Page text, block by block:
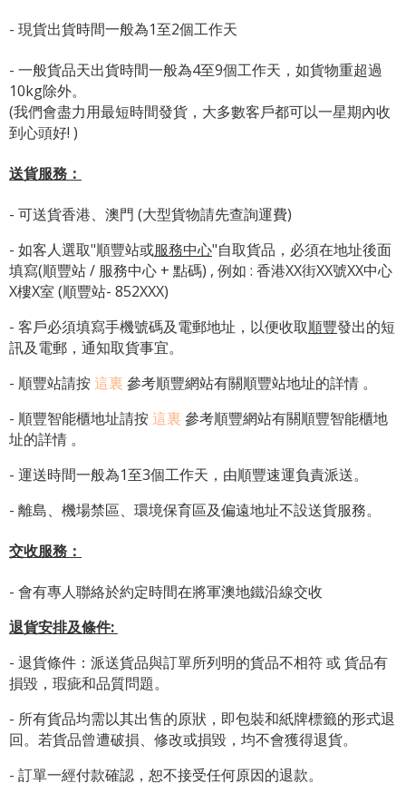
- 現貨出貨時間一般為1至2個工作天
- 一般貨品天出貨時間一般為4至9個工作天，如貨物重超過
10kg除外。
(我們會盡力用最短時間發貨，大多數客戶都可以一星期內收
到心頭好! )
送貨服務：
- 可送貨香港、澳門 (大型貨物請先查詢運費)
- 如客人選取"順豐站或服務中心"自取貨品，必須在地址後面
填寫(順豐站 / 服務中心 + 點碼) , 例如 : 香港XX街XX號XX中心
X樓X室 (順豐站- 852XXX)
- 客戶必須填寫手機號碼及電郵地址，以便收取順豐發出的短
訊及電郵，通知取貨事宜。
- 順豐站請按這裏 參考順豐網站有關順豐站地址的詳情 。
- 順豐智能櫃地址請按這裏 參考順豐網站有關順豐智能櫃地
址的詳情 。
- 運送時間一般為1至3個工作天，由順豐速運負責派送。
- 離島、機場禁區、環境保育區及偏遠地址不設送貨服務。
交收服務：
- 會有專人聯絡於約定時間在將軍澳地鐵沿線交收
退貨安排及條件:
- 退貨條件：派送貨品與訂單所列明的貨品不相符 或 貨品有
損毀，瑕疵和品質問題。
- 所有貨品均需以其出售的原狀，即包裝和紙牌標籤的形式退
回。若貨品曾遭破損、修改或損毀，均不會獲得退貨。
- 訂單一經付款確認，恕不接受任何原因的退款。